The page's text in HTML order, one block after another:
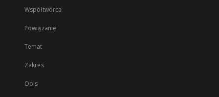
Współtwórca
Powiązanie
Temat
Zakres
Opis